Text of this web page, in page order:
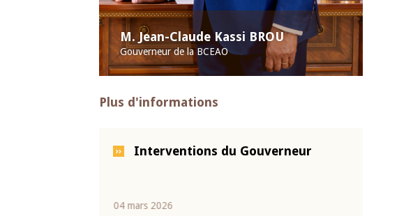
M. Jean-Claude Kassi BROU
Gouverneur de la BCEAO
Plus d'informations
Interventions du Gouverneur
04 mars 2026